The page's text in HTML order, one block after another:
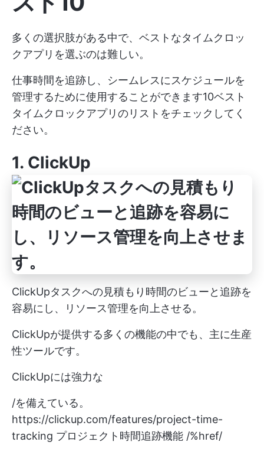
多くの選択肢がある中で、ベストなタイムクロッ
クアプリを選ぶのは難しい。
仕事時間を追跡し、シームレスにスケジュールを
管理するために使用することができます10ベスト
タイムクロックアプリのリストをチェックしてく
ださい。
1. ClickUp
ClickUpタスクへの見積もり時間のビューと追跡を
容易にし、リソース管理を向上させる。
ClickUpが提供する多くの機能の中でも、主に生産
性ツールです。
ClickUpには強力な
/を備えている。
https://clickup.com/features/project-time-
tracking プロジェクト時間追跡機能 /%href/